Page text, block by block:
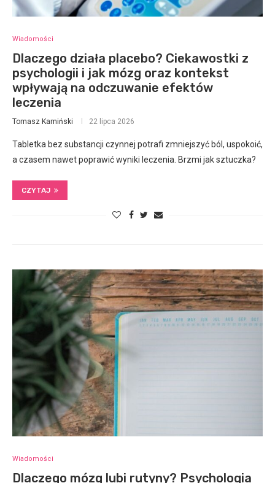
Wiadomości
Dlaczego działa placebo? Ciekawostki z
psychologii i jak mózg oraz kontekst
wpływają na odczuwanie efektów
leczenia
Tomasz Kamiński 22 lipca 2026
Tabletka bez substancji czynnej potrafi zmniejszyć ból, uspokoić,
a czasem nawet poprawić wyniki leczenia. Brzmi jak sztuczka?
CZYTAJ
Wiadomości
Dlaczego mózg lubi rutyny? Psychologia